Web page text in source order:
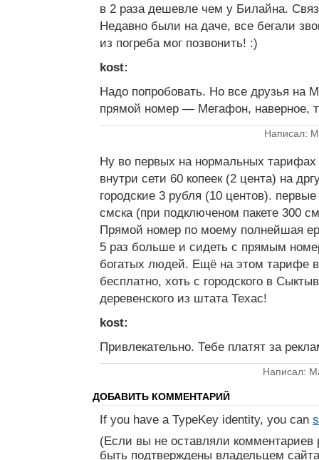
в 2 раза дешевле чем у Билайна.
Недавно были на даче, все бегали
из погреба мог позвонить! :)
kost:
Надо попробовать. Но все друзья на
прямой номер — Мегафон, наверное,
Написал:
Ну во первых на нормальных
внутри сети 60 копеек (2 цента) на
городские 3 рубля (10 центов).
смска (при подключеном пакете 300
Прямой номер по моему полнейшая
5 раз больше и сидеть с прямым
богатых людей. Ещё на этом тарифе
бесплатно, хоть с городского в
деревенского из штата Техас!
kost:
Привлекательно. Тебе платят за
Написал:
ДОБАВИТЬ КОММЕНТАРИЙ
If you have a TypeKey identity, you can
(Если вы не оставляли
быть подтверждены владельцем